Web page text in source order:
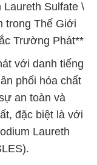
Laureth Sulfate \
trong Thế Giới
Trường Phát**
với danh tiếng
phối hóa chất
an toàn và
đặc biệt là với
Laureth